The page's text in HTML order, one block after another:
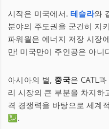
시작은 미국에서. 테슬라와
분야의 주도권을 굳건히 지
파워월은 에너지 저장 시장
만! 미국만이 주인공은 아니
아시아의 별, 중국은 CATL
리 시장의 큰 부분을 차지하
격 경쟁력을 바탕으로 세계
💹.